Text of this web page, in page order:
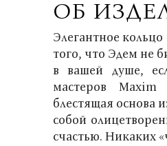
ОБ
Элегантное
того, что Эдем не
в вашей душе,
мастеров Maxim
блестящая основа
собой
счастью. Никаких